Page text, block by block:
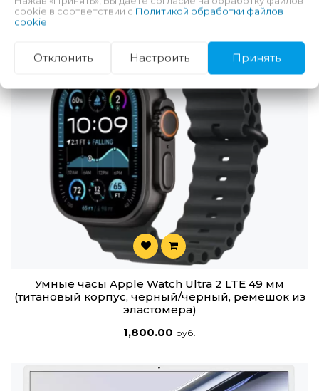
Умные часы Apple Watch Ultra 2 LTE 49 мм
(титановый корпус, черный/черный, ремешок из
эластомера)
1,800.00 руб.
cookie в соответствии с Политикой обработки файлов
cookie.
Отклонить Настроить Принять